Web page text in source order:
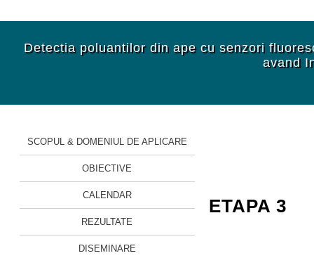
Detectia poluantilor din ape cu senzori
avand
SCOPUL & DOMENIUL DE APLICARE
OBIECTIVE
CALENDAR
REZULTATE
DISEMINARE
ETAPA 3